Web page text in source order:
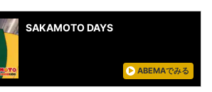
SAKAMOTO DAYS
ABEMAでみる